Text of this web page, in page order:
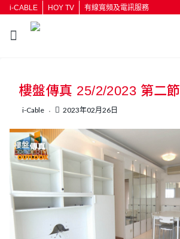
i-CABLE HOY TV 有線寬頻及電訊服務
按輸入鍵開始搜尋
樓盤傳真 25/2/2023 第二節
i-Cable 2023年02月26日